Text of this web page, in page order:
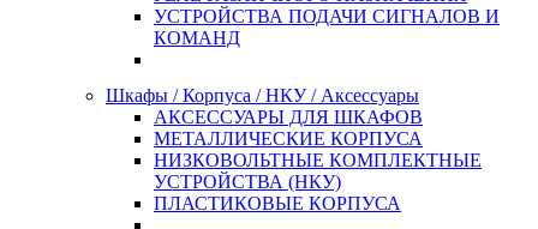
УСТРОЙСТВА ПОДАЧИ СИГНАЛОВ И
КОМАНД
Шкафы / Корпуса / НКУ / Аксессуары
АКСЕССУАРЫ ДЛЯ ШКАФОВ
МЕТАЛЛИЧЕСКИЕ КОРПУСА
НИЗКОВОЛЬТНЫЕ КОМПЛЕКТНЫЕ
УСТРОЙСТВА (НКУ)
ПЛАСТИКОВЫЕ КОРПУСА